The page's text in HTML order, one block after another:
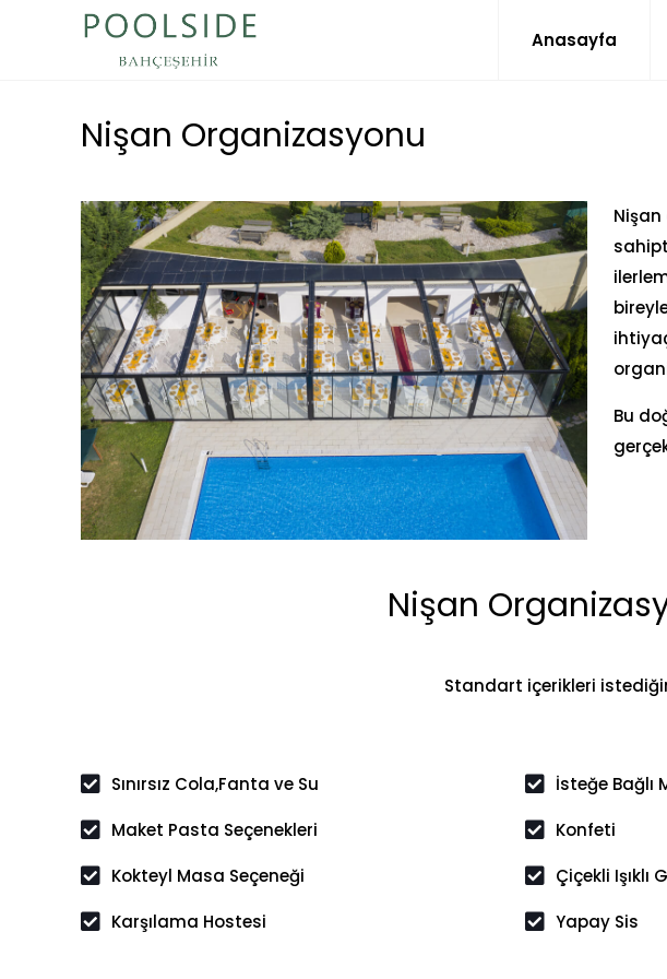
Anasayfa
Nişan Organizasyonu
Bu
Nişan
Standart içerikleri
Sınırsız Cola,Fanta ve Su
Maket Pasta Seçenekleri
Kokteyl Masa Seçeneği
Karşılama Hostesi
İsteğe Bağlı
Konfeti
Çiçekli Işıklı
Yapay Sis